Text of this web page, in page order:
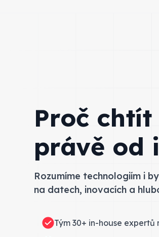
Proč chtít
právě od
Rozumíme technologiím i
na datech, inovacích a
Tým 30+ in-house